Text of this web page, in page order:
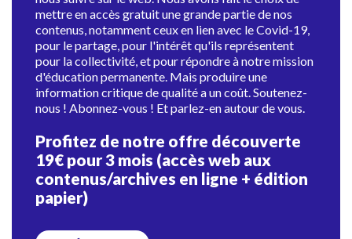
mettre en accès gratuit une grande partie de nos
contenus, notamment ceux en lien avec le Covid-19,
pour le partage, pour l'intérêt qu'ils représentent
pour la collectivité, et pour répondre à notre mission
d'éducation permanente. Mais produire une
information critique de qualité a un coût. Soutenez-
nous ! Abonnez-vous ! Et parlez-en autour de vous.
Profitez de notre offre découverte
19€ pour 3 mois (accès web aux
contenus/archives en ligne + édition
papier)